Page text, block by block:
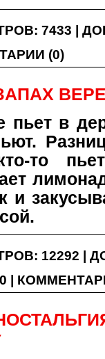
7433
(0)
пьет в
то
и
12292